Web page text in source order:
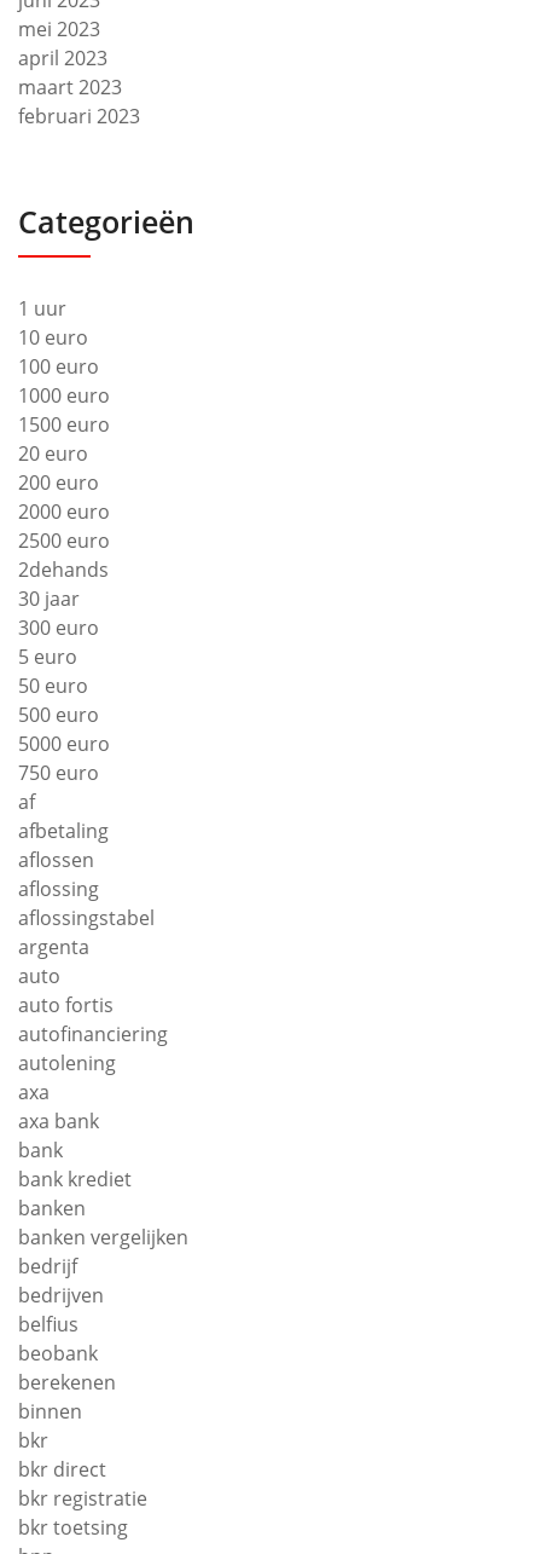
mei 2023
april 2023
maart 2023
februari 2023
Categorieën
1 uur
10 euro
100 euro
1000 euro
1500 euro
20 euro
200 euro
2000 euro
2500 euro
2dehands
30 jaar
300 euro
5 euro
50 euro
500 euro
5000 euro
750 euro
af
afbetaling
aflossen
aflossing
aflossingstabel
argenta
auto
auto fortis
autofinanciering
autolening
axa
axa bank
bank
bank krediet
banken
banken vergelijken
bedrijf
bedrijven
belfius
beobank
berekenen
binnen
bkr
bkr direct
bkr registratie
bkr toetsing